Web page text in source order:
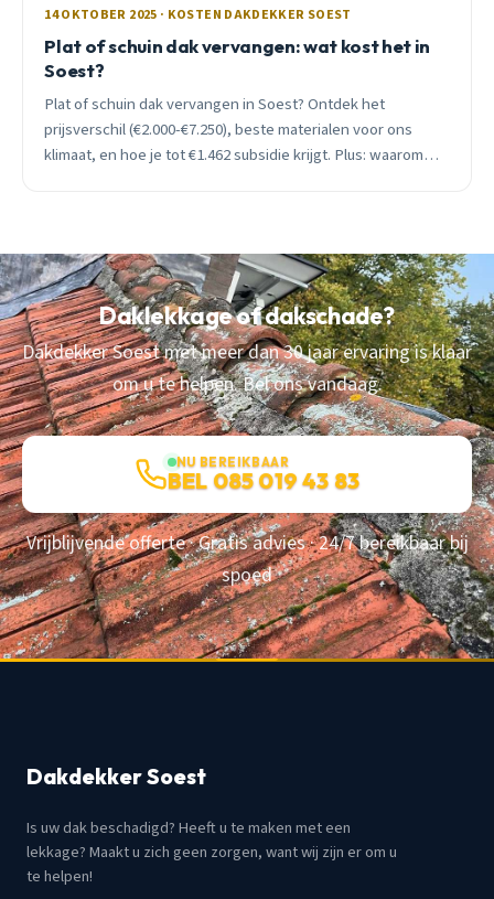
14 OKTOBER 2025 · KOSTEN DAKDEKKER SOEST
Plat of schuin dak vervangen: wat kost het in
Soest?
Plat of schuin dak vervangen in Soest? Ontdek het
prijsverschil (€2.000-€7.250), beste materialen voor ons
klimaat, en hoe je tot €1.462 subsidie krijgt. Plus: waarom
Daklekkage of dakschade?
Dakdekker Soest met meer dan 30 jaar ervaring is klaar
om u te helpen. Bel ons vandaag.
NU BEREIKBAAR
BEL 085 019 43 83
Vrijblijvende offerte · Gratis advies · 24/7 bereikbaar bij
spoed
Dakdekker Soest
Is uw dak beschadigd? Heeft u te maken met een
lekkage? Maakt u zich geen zorgen, want wij zijn er om u
te helpen!